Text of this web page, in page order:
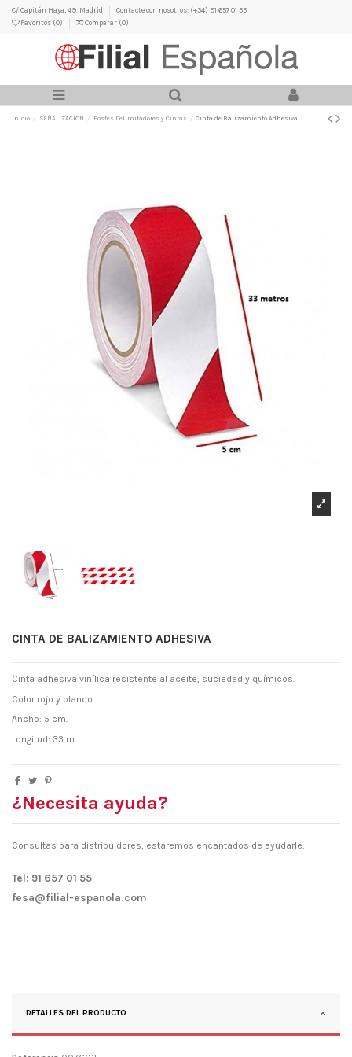
C/ Capitán Haya, 49. Madrid
Contacte con nosotros: (+34) 91 657 01 55
Favoritos (0) Comparar (0)
Inicio SEÑALIZACION Postes Delimitadores y Cintas Cinta de Balizamiento Adhesiva
CINTA DE BALIZAMIENTO ADHESIVA
Cinta adhesiva vinílica resistente al aceite, suciedad y químicos.
Color rojo y blanco.
Ancho: 5 cm.
Longitud: 33 m.
¿Necesita ayuda?
Consultas para distribuidores, estaremos encantados de ayudarle.
Tel: 91 657 01 55
fesa@filial-espanola.com
DETALLES DEL PRODUCTO